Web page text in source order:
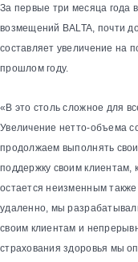
За первые три месяца года
возмещений BALTA, почти
составляет увеличение на
прошлом году.
«В это столь сложное для
Увеличение нетто-объема
продолжаем выполнять
поддержку своим клиентам,
остается неизменным
удаленно, мы
своим клиентам и
страхования здоровья мы